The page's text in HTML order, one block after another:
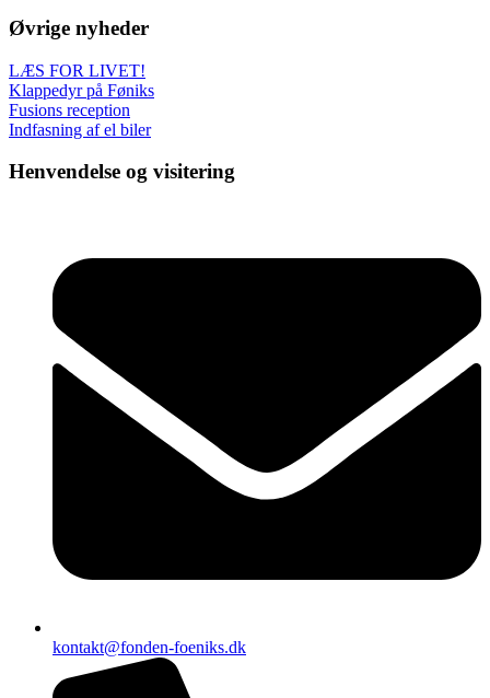
Øvrige nyheder
LÆS FOR LIVET!
Klappedyr på Føniks
Fusions reception
Indfasning af el biler
Henvendelse og visitering
kontakt@fonden-foeniks.dk